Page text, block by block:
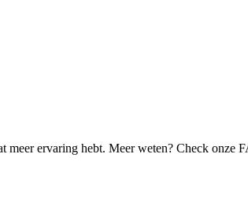
meer ervaring hebt. Meer weten? Check onze